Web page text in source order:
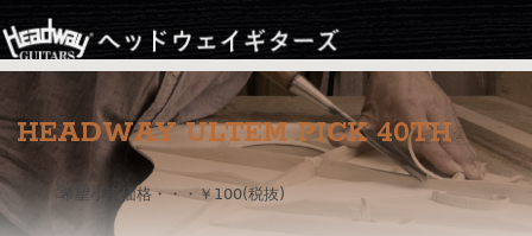
Jump to navigation
HEADWAY ULTEM PICK 40TH
希望小売価格・・・￥100(税抜)